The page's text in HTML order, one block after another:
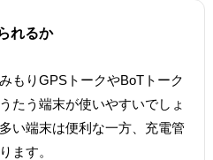
れるか
もりGPSトークやBoTトーク
たう端末が使いやすいでしょ
い端末は便利な一方、充電管
ます。